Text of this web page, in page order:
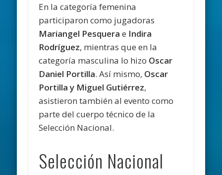
En la categoría femenina
participaron como jugadoras
Mariangel Pesquera e Indira
Rodríguez, mientras que en la
categoría masculina lo hizo Oscar
Daniel Portilla. Así mismo, Oscar
Portilla y Miguel Gutiérrez,
asistieron también al evento como
parte del cuerpo técnico de la
Selección Nacional.
Selección Nacional